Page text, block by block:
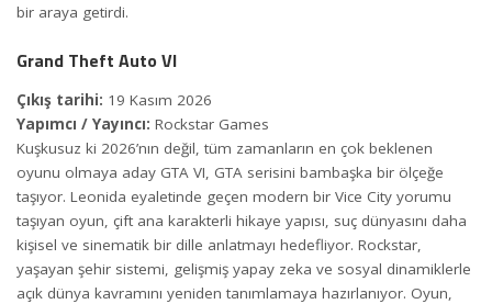
bir araya getirdi.
Grand Theft Auto VI
Çıkış tarihi: 19 Kasım 2026
Yapımcı / Yayıncı: Rockstar Games
Kuşkusuz ki 2026’nın değil, tüm zamanların en çok beklenen
oyunu olmaya aday GTA VI, GTA serisini bambaşka bir ölçeğe
taşıyor. Leonida eyaletinde geçen modern bir Vice City yorumu
taşıyan oyun, çift ana karakterli hikaye yapısı, suç dünyasını daha
kişisel ve sinematik bir dille anlatmayı hedefliyor. Rockstar,
yaşayan şehir sistemi, gelişmiş yapay zeka ve sosyal dinamiklerle
açık dünya kavramını yeniden tanımlamaya hazırlanıyor. Oyun,